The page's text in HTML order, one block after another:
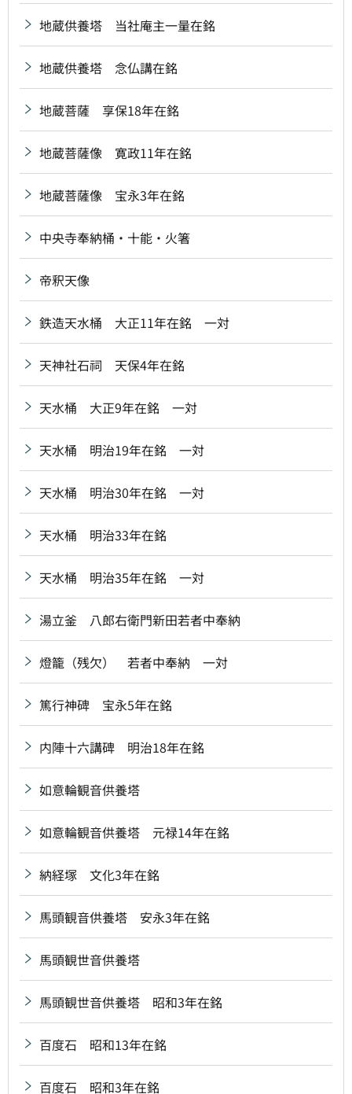
地蔵供養塔 当社庵主一量在銘
地蔵供養塔 念仏講在銘
地蔵菩薩 享保18年在銘
地蔵菩薩像 寛政11年在銘
地蔵菩薩像 宝永3年在銘
中央寺奉納桶・十能・火箸
帝釈天像
鉄造天水桶 大正11年在銘 一対
天神社石祠 天保4年在銘
天水桶 大正9年在銘 一対
天水桶 明治19年在銘 一対
天水桶 明治30年在銘 一対
天水桶 明治33年在銘
天水桶 明治35年在銘 一対
湯立釜 八郎右衛門新田若者中奉納
燈籠（残欠） 若者中奉納 一対
篤行神碑 宝永5年在銘
内陣十六講碑 明治18年在銘
如意輪観音供養塔
如意輪観音供養塔 元禄14年在銘
納経塚 文化3年在銘
馬頭観音供養塔 安永3年在銘
馬頭観世音供養塔
馬頭観世音供養塔 昭和3年在銘
百度石 昭和13年在銘
百度石 昭和3年在銘